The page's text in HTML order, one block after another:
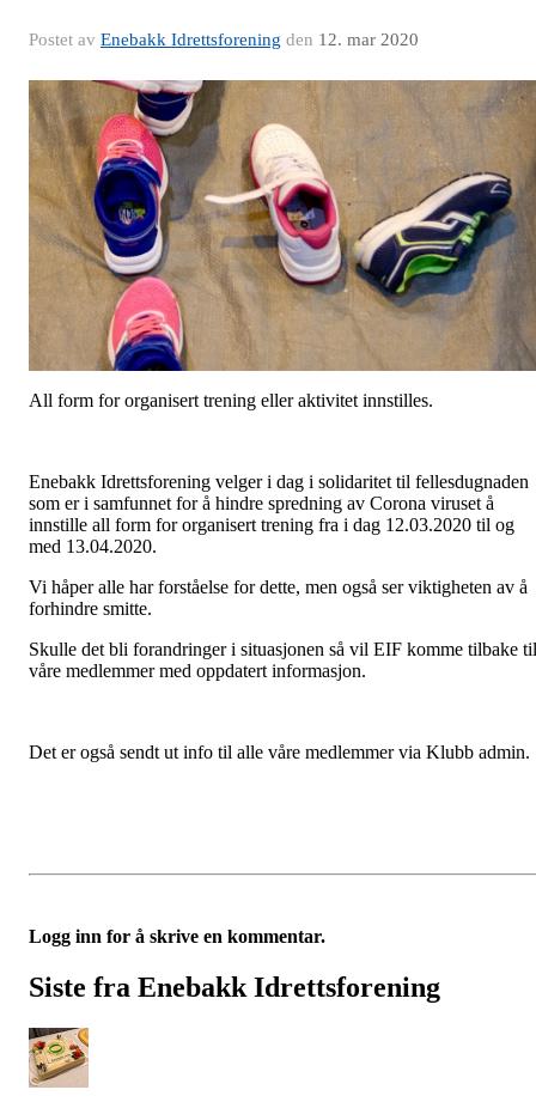
Postet av Enebakk Idrettsforening den 12. mar 2020
All form for organisert trening eller aktivitet innstilles.
Enebakk Idrettsforening velger i dag i solidaritet til fellesdugnaden
som er i samfunnet for å hindre spredning av Corona viruset å
innstille all form for organisert trening fra i dag 12.03.2020 til og
med 13.04.2020.
Vi håper alle har forståelse for dette, men også ser viktigheten av å
forhindre smitte.
Skulle det bli forandringer i situasjonen så vil EIF komme tilbake til
våre medlemmer med oppdatert informasjon.
Det er også sendt ut info til alle våre medlemmer via Klubb admin.
Logg inn for å skrive en kommentar.
Siste fra Enebakk Idrettsforening